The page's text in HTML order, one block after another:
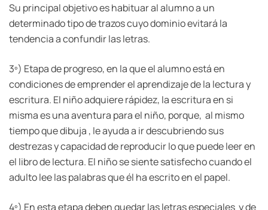
Su principal objetivo es habituar al alumno a un
determinado tipo de trazos cuyo dominio evitará la
tendencia a confundir las letras.
3º) Etapa de progreso, en la que el alumno está en
condiciones de emprender el aprendizaje de la lectura y
escritura. El niño adquiere rápidez, la escritura en si
misma es una aventura para el niño, porque, al mismo
tiempo que dibuja , le ayuda a ir descubriendo sus
destrezas y capacidad de reproducir lo que puede leer en
el libro de lectura. El niño se siente satisfecho cuando el
adulto lee las palabras que él ha escrito en el papel.
4º) En esta etapa deben quedar las letras especiales y de